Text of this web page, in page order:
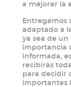
a mejorar la
Entregamos
adaptado a
ya sea de un
importancia
informada,
recibirás
para decidir
importantes